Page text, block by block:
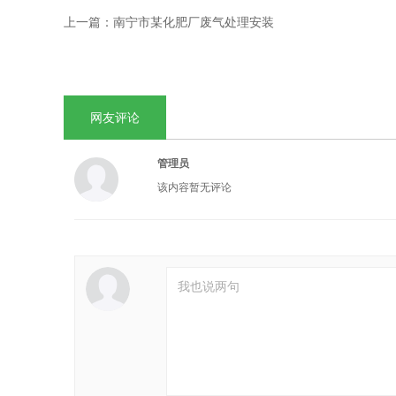
上一篇： 南宁市某化肥厂废气处理安装
网友评论
管理员
该内容暂无评论